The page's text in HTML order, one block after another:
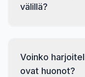
välillä?
Voinko
ovat huonot?